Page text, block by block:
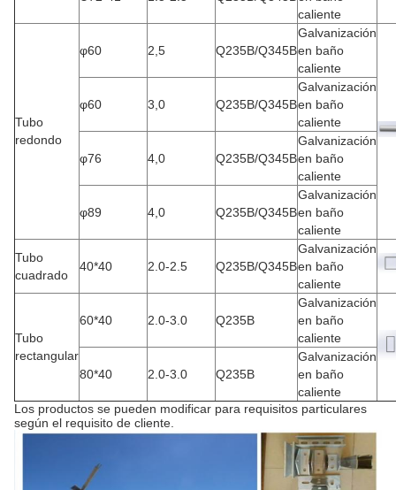
caliente
Tubo
redondo
φ60 2,5 Q235B/Q345B
Galvanización
en baño
caliente
φ60 3,0 Q235B/Q345B
Galvanización
en baño
caliente
φ76 4,0 Q235B/Q345B
Galvanización
en baño
caliente
φ89 4,0 Q235B/Q345B
Galvanización
en baño
caliente
Tubo
cuadrado
40*40 2.0-2.5 Q235B/Q345B
Galvanización
en baño
caliente
Tubo
rectangular
60*40 2.0-3.0 Q235B
Galvanización
en baño
caliente
80*40 2.0-3.0 Q235B
Galvanización
en baño
caliente
Los productos se pueden modificar para requisitos particulares
según el requisito de cliente.